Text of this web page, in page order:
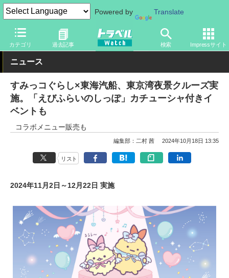
Powered by Translate
カテゴリ 過去記事 検索 Impressサイト
トラベル Watch 旅の方法 船旅 客船
ニュース
すみっコぐらし×東海汽船、東京湾夜景クルーズ実
施。「えびふらいのしっぽ」カチューシャ付きイ
ベントも
コラボメニュー販売も
編集部：二村 茜 2024年10月18日 13:35
リスト
2024年11月2日～12月22日 実施